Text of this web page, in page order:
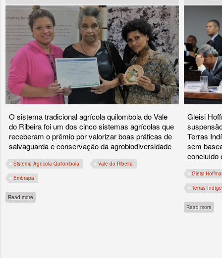
O sistema tradicional agrícola quilombola do Vale
do Ribeira foi um dos cinco sistemas agrícolas que
receberam o prêmio por valorizar boas práticas de
salvaguarda e conservação da agrobiodiversidade
Sistema Agrícola Quilombola Vale do Ribeira
Embrapa
Read more
Gleisi
Terras
sem
concluído
Gleisi
Terras
Read more